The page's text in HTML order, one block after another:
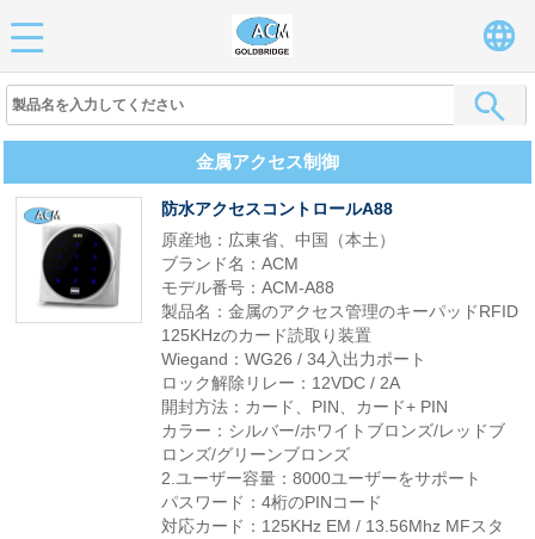
金属アクセス制御
防水アクセスコントロールA88
原産地：広東省、中国（本土）
ブランド名：ACM
モデル番号：ACM-A88
製品名：金属のアクセス管理のキーパッドRFID
125KHzのカード読取り装置
Wiegand：WG26 / 34入出力ポート
ロック解除リレー：12VDC / 2A
開封方法：カード、PIN、カード+ PIN
カラー：シルバー/ホワイトブロンズ/レッドブ
ロンズ/グリーンブロンズ
2.ユーザー容量：8000ユーザーをサポート
パスワード：4桁のPINコード
対応カード：125KHz EM / 13.56Mhz MFスタ